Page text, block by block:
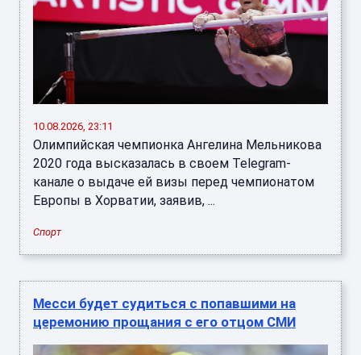
10.08.2026, 23:11
Олимпийская чемпионка Ангелина Мельникова
2020 года высказалась в своем Telegram-
канале о выдаче ей визы перед чемпионатом
Европы в Хорватии, заявив, ...
Спорт
Месси будет судиться с попавшими на
церемонию прощания с его отцом СМИ